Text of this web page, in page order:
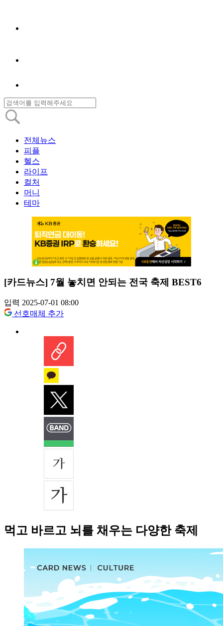
전체뉴스
피플
헬스
라이프
컬처
머니
테마
[카드뉴스] 7월 놓치면 안되는 전국 축제 BEST6
입력 2025-07-01 08:00
선호매체 추가
먹고 바르고 뇌를 채우는 다양한 축제